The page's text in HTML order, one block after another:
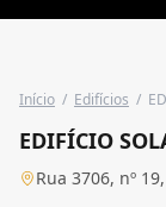
Início / Edifícios /
EDIFÍCIO
Rua 3706, nº